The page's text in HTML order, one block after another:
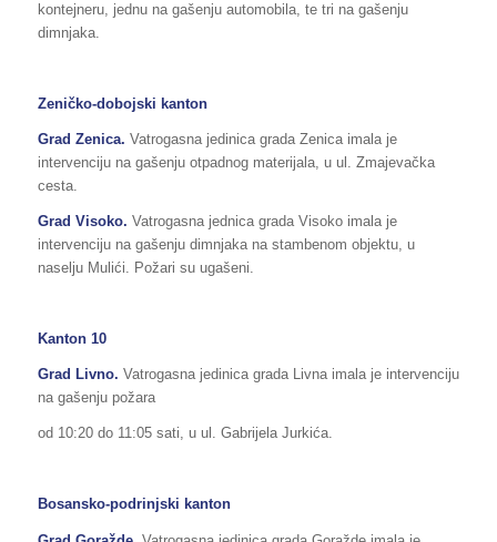
kontejneru, jednu na gašenju automobila, te tri na gašenju
dimnjaka.
Zeničko-dobojski kanton
Grad Zenica. Vatrogasna jedinica grada Zenica imala je
intervenciju na gašenju otpadnog materijala, u ul. Zmajevačka
cesta.
Grad Visoko. Vatrogasna jednica grada Visoko imala je
intervenciju na gašenju dimnjaka na stambenom objektu, u
naselju Mulići. Požari su ugašeni.
Kanton 10
Grad Livno. Vatrogasna jedinica grada Livna imala je intervenciju
na gašenju požara
od 10:20 do 11:05 sati, u ul. Gabrijela Jurkića.
Bosansko-podrinjski kanton